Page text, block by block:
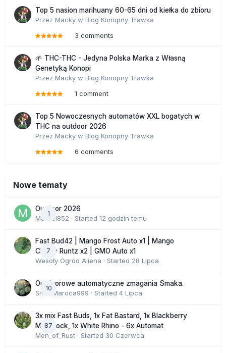
Top 5 nasion marihuany 60-65 dni od kiełka do zbioru
Przez Macky w Blog Konopny Trawka
3 comments
🌱 THC-THC - Jedyna Polska Marka z Własną
Genetyką Konopi
Przez Macky w Blog Konopny Trawka
1 comment
Top 5 Nowoczesnych automatów XXL bogatych w
THC na outdoor 2026
Przez Macky w Blog Konopny Trawka
6 comments
Nowe tematy
1
Outdoor 2026
Marcel852 · Started 12 godzin temu
7
Fast Bud42 | Mango Frost Auto x1 | Mango
Cherry Runtz x2 | GMO Auto x1
Wesoły Ogród Aliena · Started 28 Lipca
10
Outdoorowe automatyczne zmagania Smaka.
SmakMaroca999 · Started 4 Lipca
87
3x mix Fast Buds, 1x Fat Bastard, 1x Blackberry
Moonrock, 1x White Rhino - 6x Automat
Men_of_Rust · Started 30 Czerwca